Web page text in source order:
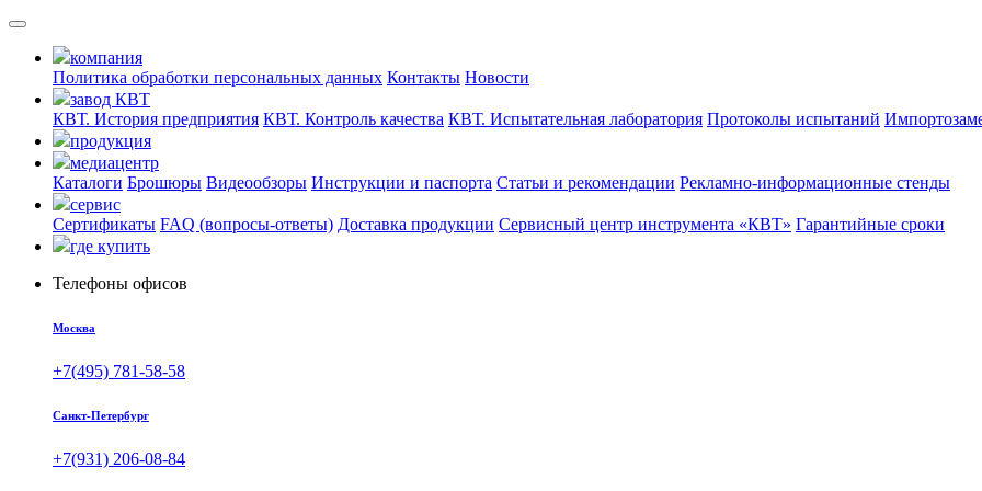
компания
Политика обработки персональных данных Контакты Новости
завод КВТ
КВТ. История предприятия КВТ. Контроль качества КВТ. Испытательная лаборатория Протоколы испытаний
продукция
медиацентр
Каталоги Брошюры Видеообзоры Инструкции и паспорта Статьи и рекомендации Рекламно-информационные стенды
сервис
Сертификаты FAQ (вопросы-ответы) Доставка продукции Сервисный центр инструмента «КВТ» Гарантийные сроки
где купить
Телефоны офисов
Москва
+7(495) 781-58-58
Санкт-Петербург
+7(931) 206-08-84